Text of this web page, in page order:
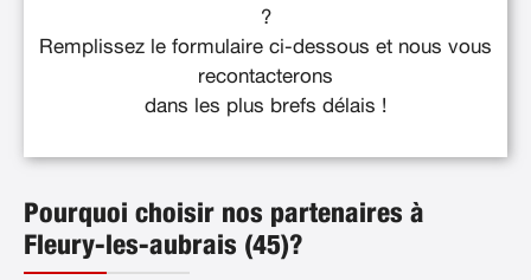
?
Remplissez le formulaire ci-dessous et nous vous
recontacterons
dans les plus brefs délais !
Pourquoi choisir nos partenaires à
Fleury-les-aubrais (45)?